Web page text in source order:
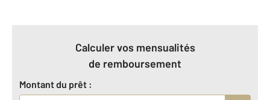
Calculer vos mensualités
de remboursement
Montant du prêt :